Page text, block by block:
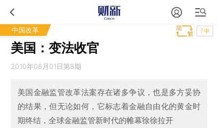
中国改革 T中
美国：变法收官
2010年08月01日第8期
美国金融监管改革法案存在诸多争议，也是多方妥协
的结果，但无论如何，它标志着金融自由化的黄金时
期终结，全球金融监管新时代的帷幕徐徐拉开